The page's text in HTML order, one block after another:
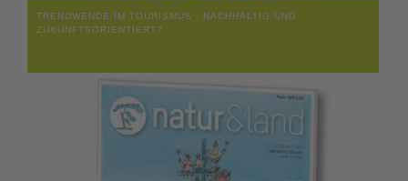
TRENDWENDE IM TOURISMUS - NACHHALTIG UND
ZUKUNFTSORIENTIERT?